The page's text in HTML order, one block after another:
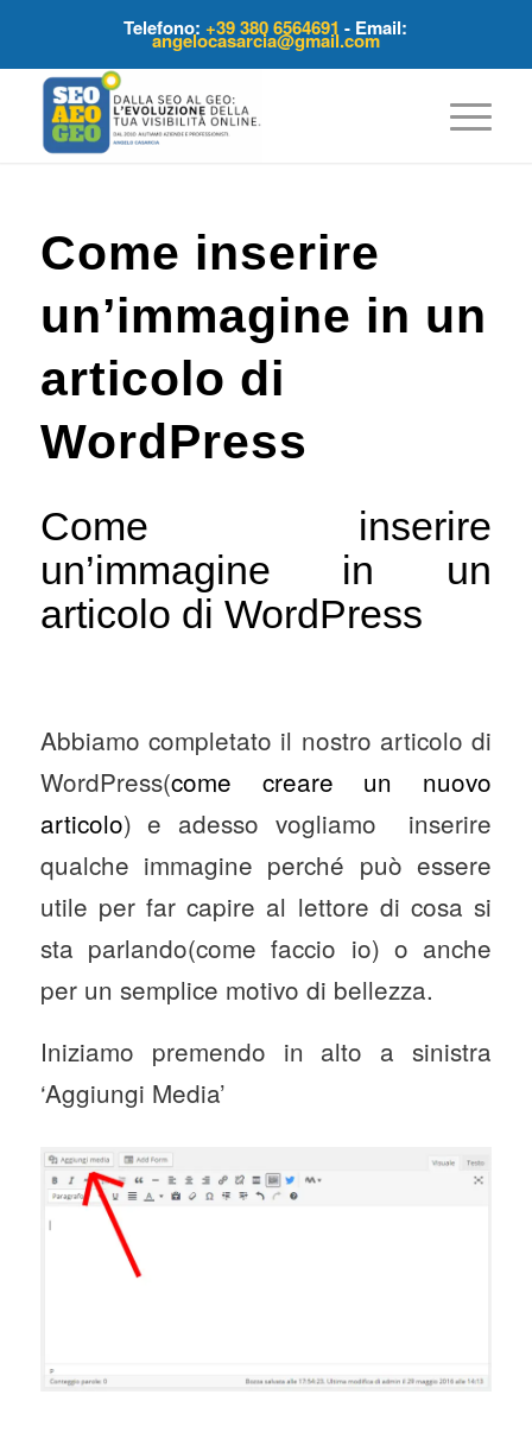
Telefono:+39 380 6564691 - Email:
angelocasarcia@gmail.com
Come inserire
un’immagine in un
articolo di
WordPress
Come inserire
un’immagine in un
articolo di WordPress
Abbiamo completato il nostro articolo di
WordPress(come creare un nuovo
articolo) e adesso vogliamo inserire
qualche immagine perché può essere
utile per far capire al lettore di cosa si
sta parlando(come faccio io) o anche
per un semplice motivo di bellezza.
Iniziamo premendo in alto a sinistra
‘Aggiungi Media’